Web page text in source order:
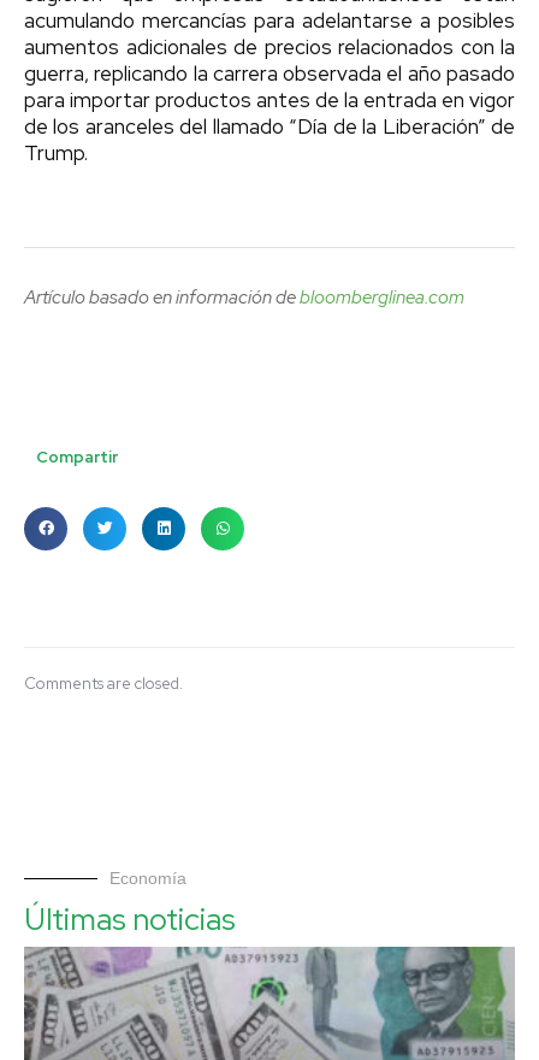
acumulando mercancías para adelantarse a posibles
aumentos adicionales de precios relacionados con la
guerra, replicando la carrera observada el año pasado
para importar productos antes de la entrada en vigor
de los aranceles del llamado “Día de la Liberación” de
Trump.
Artículo basado en información debloomberglinea.com
Compartir
Comments are closed.
Economía
Últimas noticias